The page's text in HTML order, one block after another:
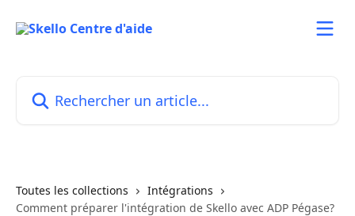
Toutes les collections
Intégrations
Comment préparer l'intégration de Skello avec ADP Pégase?